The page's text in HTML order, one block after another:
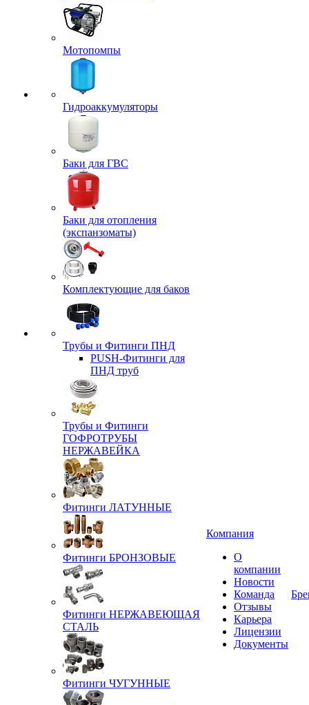
Мотопомпы
Гидроаккумуляторы
Баки для ГВС
Баки для отопления
(экспанзоматы)
Комплектующие для баков
Трубы и Фитинги ПНД
PUSH-Фитинги для
ПНД труб
Трубы и Фитинги
ГОФРОТРУБЫ
НЕРЖАВЕЙКА
Фитинги ЛАТУННЫЕ
Фитинги БРОНЗОВЫЕ
Фитинги НЕРЖАВЕЮЩАЯ
СТАЛЬ
Фитинги ЧУГУННЫЕ
Компания
О
компании
Новости
Команда
Отзывы
Карьера
Лицензии
Документы